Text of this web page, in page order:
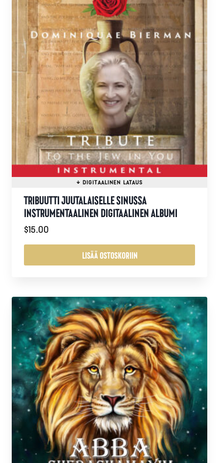
muunnelma.
Voit
tehdä
valinnat
tuotteen
sivulla.
TRIBUUTTI JUUTALAISELLE SINUSSA
INSTRUMENTAALINEN DIGITAALINEN ALBUMI
$15.00
LISÄÄ OSTOSKORIIN